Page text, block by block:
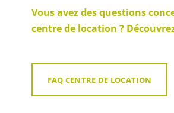
Vous avez des questions
centre de location ?
FAQ CENTRE DE LOCATION